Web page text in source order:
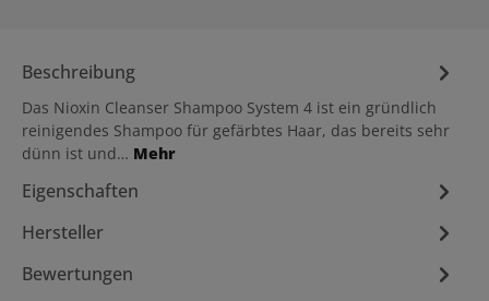
Beschreibung
Das Nioxin Cleanser Shampoo System 4 ist ein gründlich
reinigendes Shampoo für gefärbtes Haar, das bereits sehr
dünn ist und… Mehr
Eigenschaften
Hersteller
Bewertungen